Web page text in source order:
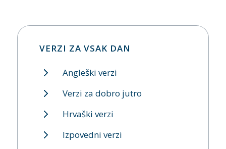
VERZI ZA VSAK DAN
Angleški verzi
Verzi za dobro jutro
Hrvaški verzi
Izpovedni verzi